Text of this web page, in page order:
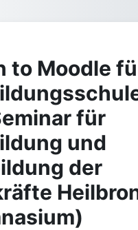
to Moodle
für
und
der